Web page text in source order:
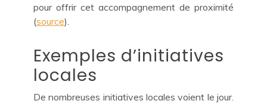
pour offrir cet accompagnement de proximité
(source).
Exemples d’initiatives
locales
De nombreuses initiatives locales voient le jour.